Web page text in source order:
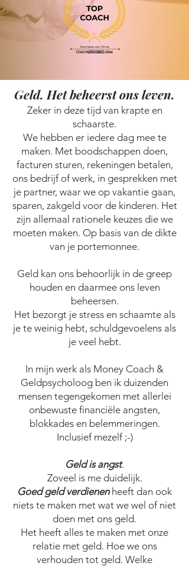
Geld. Het beheerst ons leven.
Zeker in deze tijd van krapte en
schaarste.
We hebben er iedere dag mee te
maken. Met boodschappen doen,
facturen sturen, rekeningen betalen,
ons bedrijf of werk, in gesprekken met
je partner, waar we op vakantie gaan,
sparen, zakgeld voor de kinderen. Het
zijn allemaal rationele keuzes die we
moeten maken. Op basis van de dikte
van je portemonnee.
Geld kan ons behoorlijk in de greep
houden en daarmee ons leven
beheersen.
Het bezorgt je stress en schaamte als
je te weinig hebt, schuldgevoelens als
je veel hebt.
In mijn werk als Money Coach &
Geldpsycholoog ben ik duizenden
mensen tegengekomen met allerlei
onbewuste financiële angsten,
blokkades en belemmeringen.
Inclusief mezelf ;-)
Geld is angst.
Zoveel is me duidelijk.
Goed geld verdienenheeft dan ook
niets te maken met wat we wel of niet
doen met ons geld.
Het heeft alles te maken met onze
relatie met geld. Hoe we ons
verhouden tot geld. Welke